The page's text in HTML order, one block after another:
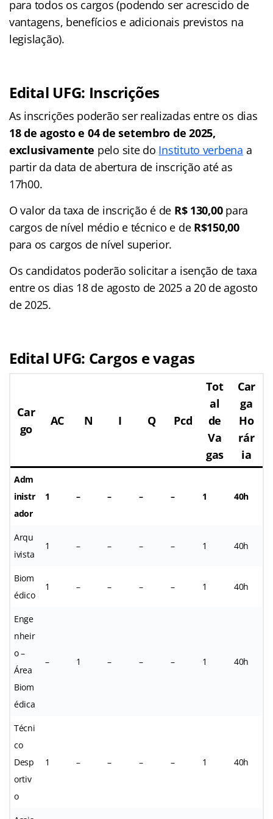
para todos os cargos (podendo ser acrescido de
vantagens, benefícios e adicionais previstos na
legislação).
Edital UFG: Inscrições
As inscrições poderão ser realizadas entre os dias
18 de agosto e 04 de setembro de 2025,
exclusivamente pelo site do Instituto verbena a
partir da data de abertura de inscrição até as
17h00.
O valor da taxa de inscrição é de R$ 130,00para
cargos de nível médio e técnico e deR$150,00
para os cargos de nível superior.
Os candidatos poderão solicitar a isenção de taxa
entre os dias 18 de agosto de 2025 a 20 de agosto
de 2025.
Edital UFG: Cargos e vagas
Car
go
AC N I Q Pcd
Tot
al
de
Va
gas
Car
ga
Ho
rár
ia
Adm
inistr
ador
1 – – – – 1 40h
Arqu
ivista
1 – – – – 1 40h
Biom
édico
1 – – – – 1 40h
Enge
nheir
o –
Área
Biom
édica
– 1 – – – 1 40h
Técni
co
Desp
ortiv
o
1 – – – – 1 40h